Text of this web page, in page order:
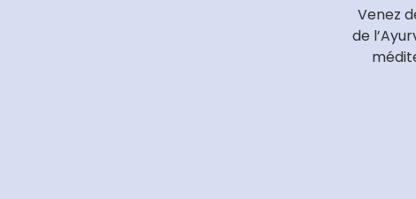
Venez
de